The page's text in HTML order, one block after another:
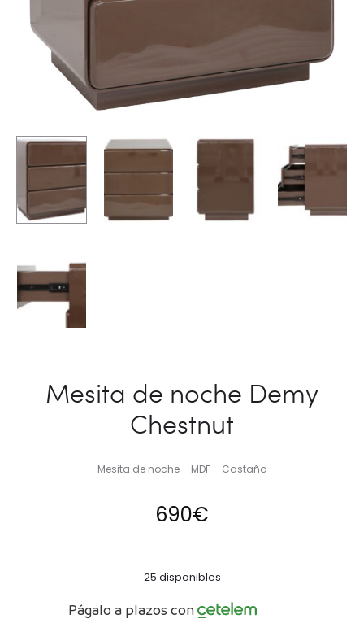
Mesita de noche Demy
Chestnut
Mesita de noche – MDF – Castaño
690€
25 disponibles
Págalo a plazos con